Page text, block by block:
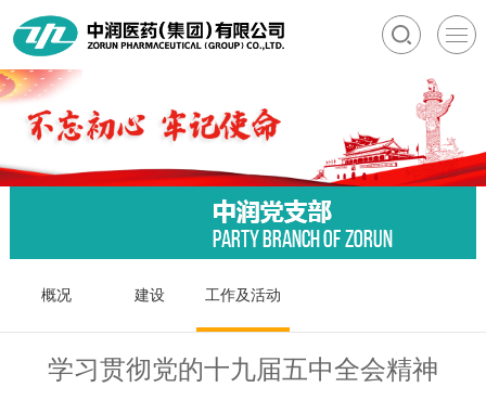
概况 建设 工作及活动
学习贯彻党的十九届五中全会精神